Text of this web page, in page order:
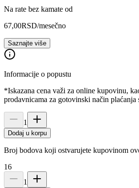
Na rate bez kamate od
67,00RSD/mesečno
Saznajte više
Informacije o popustu
*Iskazana cena važi za online kupovinu,
prodavnicama za gotovinski način plaćanja
1
Dodaj u korpu
Broj bodova koji ostvarujete kupovinom
16
1